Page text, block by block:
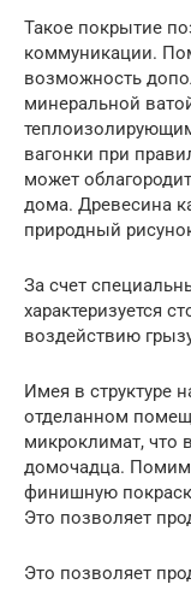
Такое покрытие
коммуникации.
возможность
минеральной
вагонки при
может
дома. Древесина
природный
За счет
характеризуется
воздействию
Имея в структуре
отделанном
микроклимат, что
домочадца.
финишную
Это позволяет
Это позволяет